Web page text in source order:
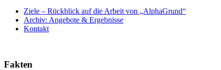
Ziele – Rückblick auf die Arbeit von „AlphaGrund“
Archiv: Angebote & Ergebnisse
Kontakt
Fakten